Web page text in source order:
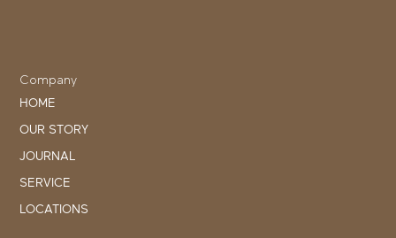
Company
HOME
OUR STORY
JOURNAL
SERVICE
LOCATIONS